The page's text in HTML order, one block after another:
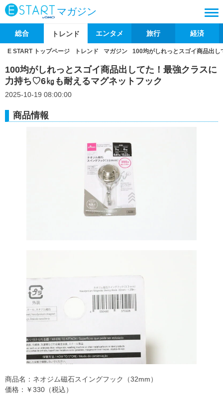
マガジン
総合 トレンド エンタメ 旅行 経済
E START トップページ トレンド マガジン 100均がしれっとスゴイ商品出
100均がしれっとスゴイ商品出してた！最強クラスに
力持ち♡6㎏も耐えるマグネットフック
2025-10-19 08:00:00
商品情報
商品名：ネオジム磁石スイングフック（32mm）
価格：￥330（税込）